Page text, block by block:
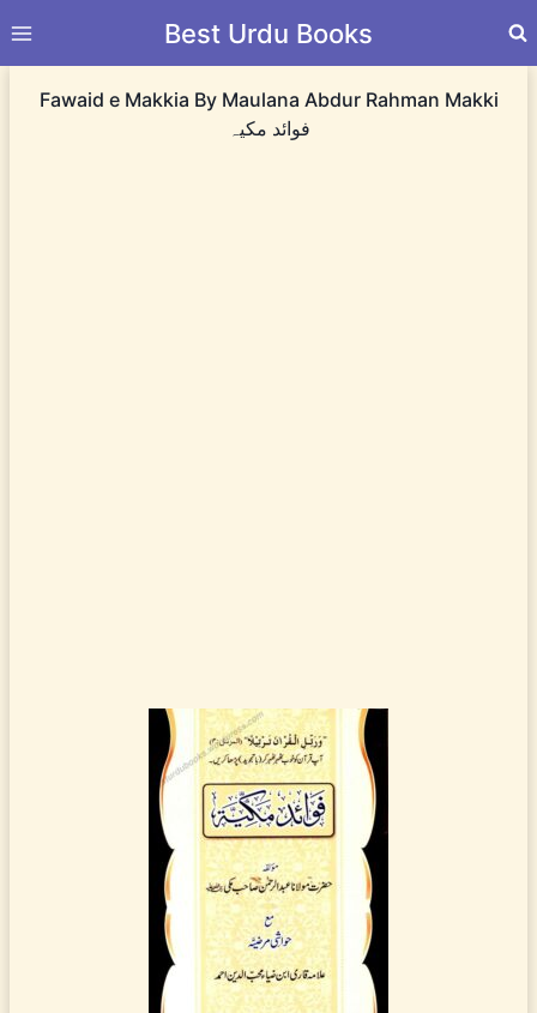
to
Best Urdu Books
Fawaid e Makkia By Maulana Abdur Rahman Makki
فوائد مکیہ